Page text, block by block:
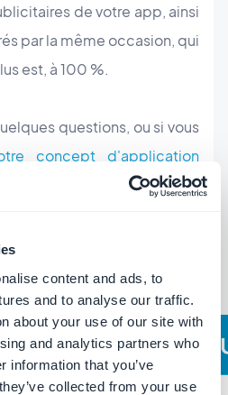
content and ads, to
and to analyse our traffic.
about your use of our site with
and analytics partners who
information that you’ve
collected from your use
de votre app, ainsi
par la même occasion, qui
est, à 100 %.
questions, ou si vous
concept d'application
pas à consulter notre
Un Livre Blanc avec toutes
faisabilité de votre projet :